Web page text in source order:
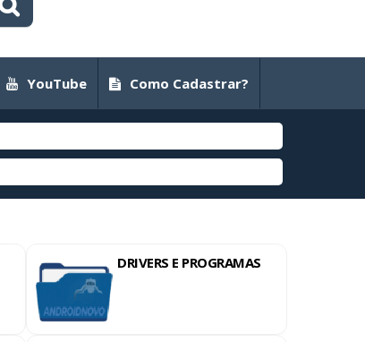
YouTube Como Cadastrar?
DRIVERS E PROGRAMAS